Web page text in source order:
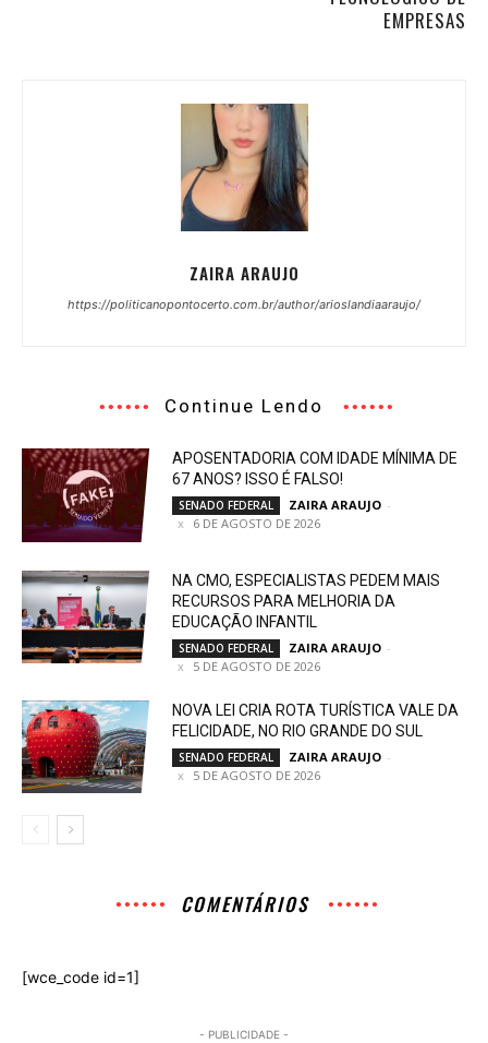
EMPRESAS
ZAIRA ARAUJO
https://politicanopontocerto.com.br/author/arioslandiaaraujo/
Continue Lendo
APOSENTADORIA COM IDADE MÍNIMA DE
67 ANOS? ISSO É FALSO!
SENADO FEDERAL ZAIRA ARAUJO -
6 DE AGOSTO DE 2026
NA CMO, ESPECIALISTAS PEDEM MAIS
RECURSOS PARA MELHORIA DA
EDUCAÇÃO INFANTIL
SENADO FEDERAL ZAIRA ARAUJO -
5 DE AGOSTO DE 2026
NOVA LEI CRIA ROTA TURÍSTICA VALE DA
FELICIDADE, NO RIO GRANDE DO SUL
SENADO FEDERAL ZAIRA ARAUJO -
5 DE AGOSTO DE 2026
COMENTÁRIOS
[wce_code id=1]
- PUBLICIDADE -